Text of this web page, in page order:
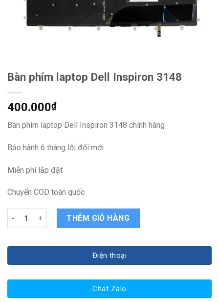
Bàn phím laptop Dell Inspiron 3148
400.000₫
Bàn phím laptop Dell Inspiron 3148 chính hãng
Bảo hành 6 tháng lỗi đổi mới
Miễn phí lắp đặt
Chuyển COD toàn quốc
Bàn phím laptop Dell Inspiron 3148 quantity
THÊM GIỎ HÀNG
Điện thoại
Chat Zalo